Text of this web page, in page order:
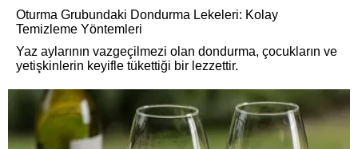
Oturma Grubundaki Dondurma Lekeleri: Kolay
Temizleme Yöntemleri
Yaz aylarının vazgeçilmezi olan dondurma, çocukların ve
yetişkinlerin keyifle tükettiği bir lezzettir.